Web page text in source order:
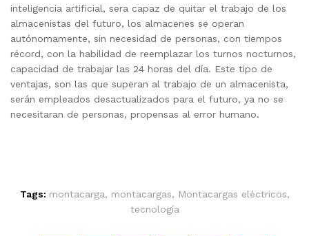
inteligencia artificial, sera capaz de quitar el trabajo de los
almacenistas del futuro, los almacenes se operan
autónomamente, sin necesidad de personas, con tiempos
récord, con la habilidad de reemplazar los turnos nocturnos,
capacidad de trabajar las 24 horas del día. Este tipo de
ventajas, son las que superan al trabajo de un almacenista,
serán empleados desactualizados para el futuro, ya no se
necesitaran de personas, propensas al error humano.
Tags: montacarga, montacargas, Montacargas eléctricos,
tecnología